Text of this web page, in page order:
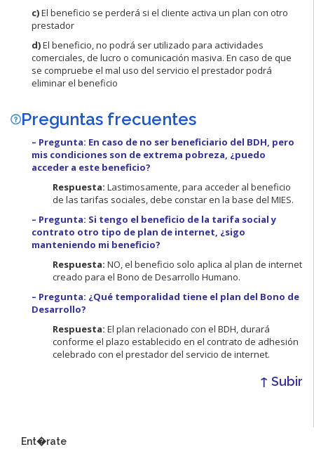
c)El beneficio se perderá si el cliente activa un plan con otro
prestador
d)El beneficio, no podrá ser utilizado para actividades
comerciales, de lucro o comunicación masiva. En caso de que
se compruebe el mal uso del servicio el prestador podrá
eliminar el beneficio
Preguntas frecuentes
– Pregunta: En caso de no ser beneficiario del BDH, pero
mis condiciones son de extrema pobreza, ¿puedo
acceder a este beneficio?
Respuesta: Lastimosamente, para acceder al beneficio
de las tarifas sociales, debe constar en la base del MIES.
– Pregunta: Si tengo el beneficio de la tarifa social y
contrato otro tipo de plan de internet, ¿sigo
manteniendo mi beneficio?
Respuesta: NO, el beneficio solo aplica al plan de internet
creado para el Bono de Desarrollo Humano.
– Pregunta: ¿Qué temporalidad tiene el plan del Bono de
Desarrollo?
Respuesta: El plan relacionado con el BDH, durará
conforme el plazo establecido en el contrato de adhesión
celebrado con el prestador del servicio de internet.
↑ Subir
Ent�rate